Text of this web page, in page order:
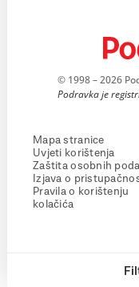
© 1998 – 2026
Podravka je
Mapa stranice
Uvjeti korištenja
Zaštita osobnih
Izjava o
Pravila o korištenju
kolačića